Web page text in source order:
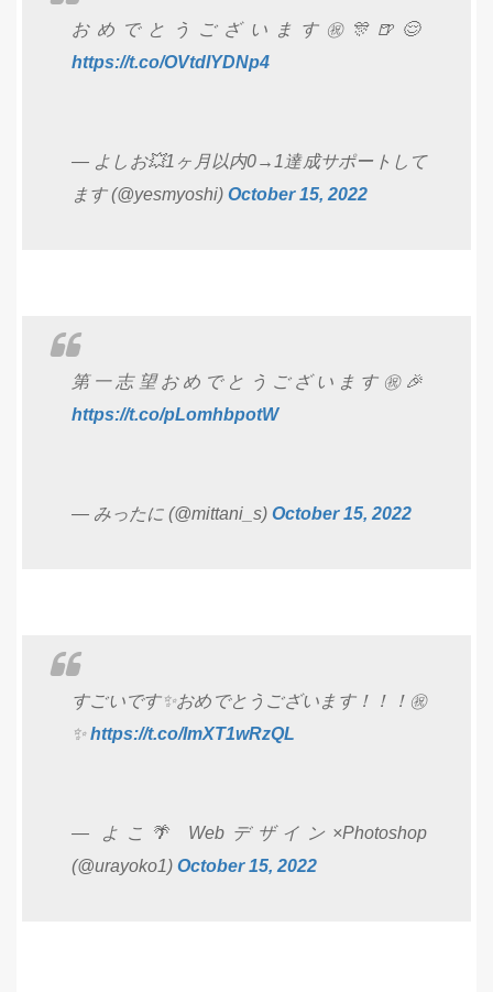
おめでとうございます㊗️🎊🍺😌
https://t.co/OVtdIYDNp4
— よしお💥1ヶ月以内0→1達成サポートして
ます (@yesmyoshi) October 15, 2022
第一志望おめでとうございます㊗️🎉
https://t.co/pLomhbpotW
— みったに (@mittani_s) October 15, 2022
すごいです✨おめでとうございます！！！㊗
✨https://t.co/ImXT1wRzQL
— よこ🌴 Webデザイン×Photoshop
(@urayoko1) October 15, 2022